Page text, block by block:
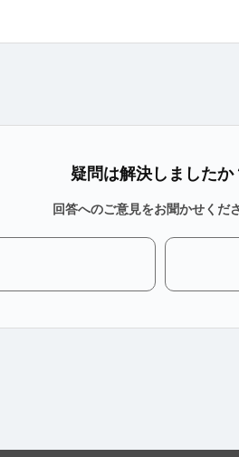
疑問は解決しましたか
回答へのご意見をお聞かせくだ